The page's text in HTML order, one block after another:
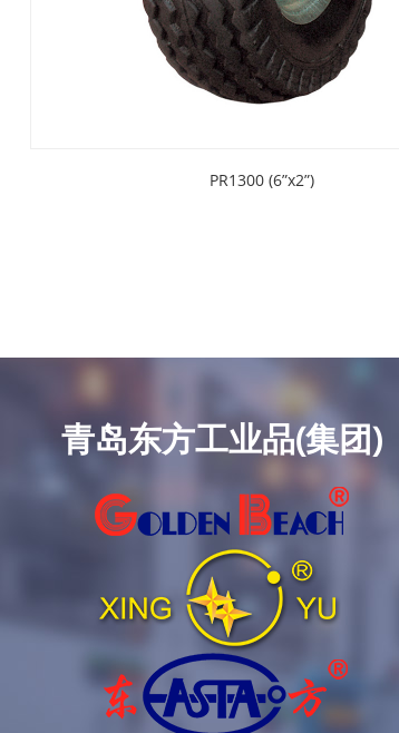
PR1300 (6”x2”)
青岛东方工业品(集团)